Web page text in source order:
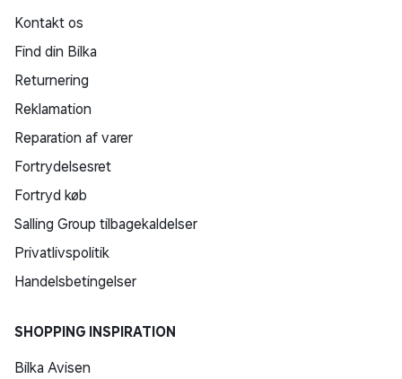
Kontakt os
Find din Bilka
Returnering
Reklamation
Reparation af varer
Fortrydelsesret
Fortryd køb
Salling Group tilbagekaldelser
Privatlivspolitik
Handelsbetingelser
SHOPPING INSPIRATION
Bilka Avisen